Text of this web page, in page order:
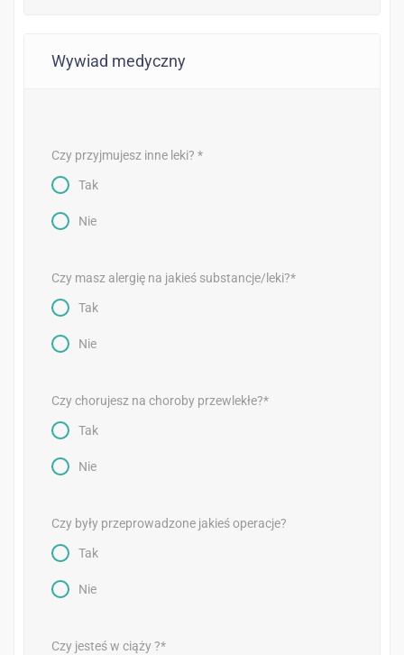
Wywiad medyczny
Czy przyjmujesz inne leki? *
Tak
Nie
Czy masz alergię na jakieś substancje/leki?*
Tak
Nie
Czy chorujesz na choroby przewlekłe?*
Tak
Nie
Czy były przeprowadzone jakieś operacje?
Tak
Nie
Czy jesteś w ciąży ?*